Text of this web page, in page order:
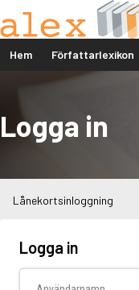
Hem Författarlexikon
Logga in
Lånekortsinloggning
Logga in